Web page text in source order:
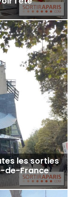
les sorties
de-France